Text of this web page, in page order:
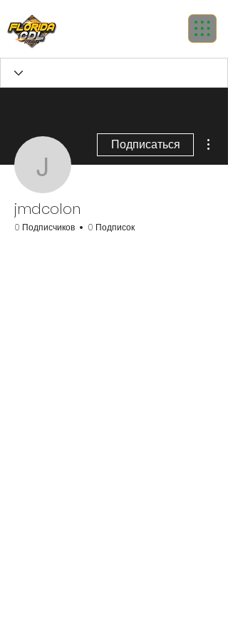
jmdcolon
Подписаться
jmdcolon
0 Подписчиков 0 Подписок